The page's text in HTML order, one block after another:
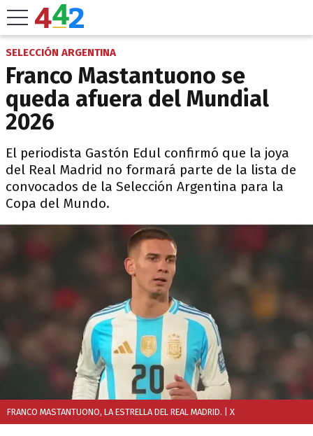
SELECCIÓN ARGENTINA
Franco Mastantuono se
queda afuera del Mundial
2026
El periodista Gastón Edul confirmó que la joya
del Real Madrid no formará parte de la lista de
convocados de la Selección Argentina para la
Copa del Mundo.
FRANCO MASTANTUONO, LA ESTRELLA DEL REAL MADRID. | X